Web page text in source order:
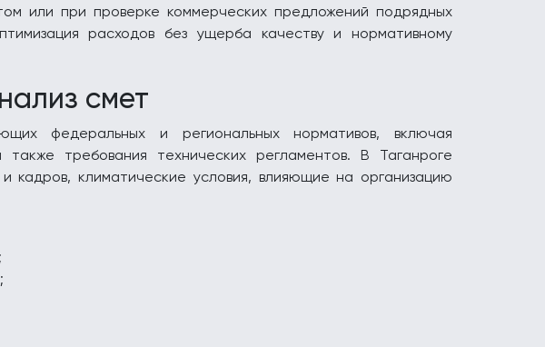
или при проверке коммерческих предложений подрядных
расходов без ущерба качеству и нормативному
смет
федеральных и региональных нормативов, включая
требования технических регламентов. В Таганроге
кадров, климатические условия, влияющие на организацию
;
;